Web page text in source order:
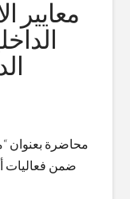
معايير
محاضرة بعنوان
ضمن فعاليات